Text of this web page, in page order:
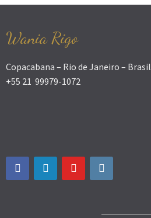
Wania Rigo
Copacabana – Rio de Janeiro – Brasil
+55 21 99979-1072